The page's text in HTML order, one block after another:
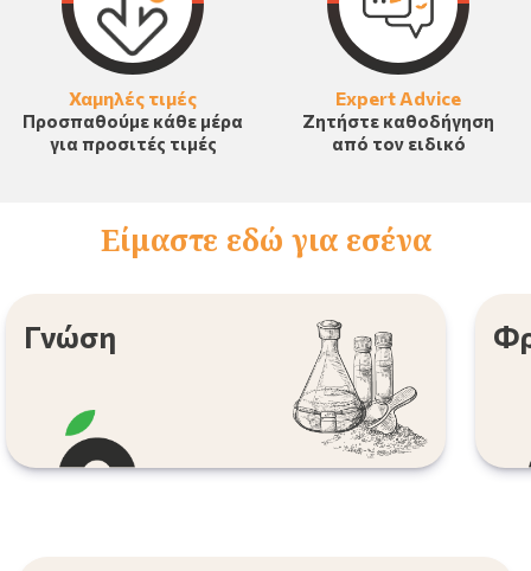
Χαμηλές τιμές
Προσπαθούμε κάθε μέρα
για προσιτές τιμές
Expert Advice
Ζητήστε καθοδήγηση
από τον ειδικό
Είμαστε εδώ για εσένα
Γνώση